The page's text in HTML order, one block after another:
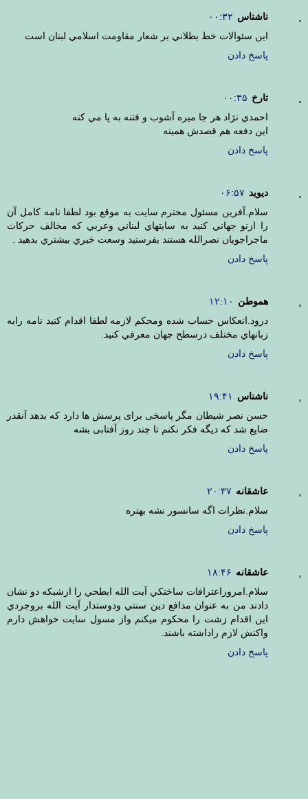
ناشناس ۰۰:۳۲
اين سئوالات خط بطلاني بر شعار مقاومت اسلامي لبنان است
پاسخ دادن
تارخ ۰۰:۳۵
احمدي نژاد هر جا ميره آشوب و فتنه به پا مي کنه
اين دفعه هم قصدش همينه
پاسخ دادن
ديويد ۰۶:۵۷
سلام.آفرين مسئول محترم سايت به موقع بود لطفا نامه كامل آن
را ازنو جهاني كنيد به سايتهاي لبناني وعربي كه مخالف حركات
ماجراجويان نصرالله هستند بفرستيد وسعت خبري بيشتري بدهيد .
پاسخ دادن
هموطن
۱۲:۱۰
درود.انعكاس حساب شده ومحكم لازمه لطفا اقدام كنيد نامه رابه
زبانهاي مختلف درسطح جهان معرفي كنيد.
پاسخ دادن
ناشناس
۱۹:۴۱
حسن نصر شیطان مگر پاسخی برای پرسش ها دارد که بدهد آنقدر
ضایع شد که دیگه فکر نکنم تا چند روز آفتابی بشه
پاسخ دادن
عاشقانه ۲۰:۳۷
سلام.نظرات اگه سانسور نشه بهتره
پاسخ دادن
عاشقانه ۱۸:۴۶
سلام.امروزاعترافات ساختكي آيت الله ابطحي را ازشبكه دو نشان
دادند من به عنوان مدافع دين سنتي ودوستدار آيت الله بروجردي
اين اقدام زشت را محكوم ميكنم واز مسول سايت خواهش دارم
واكنش لازم راداشته باشند.
پاسخ دادن